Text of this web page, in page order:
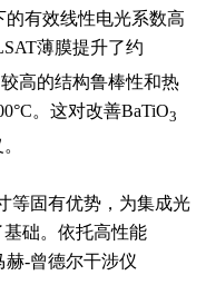
有效线性电光系数高
薄膜提升了约
高的结构鲁棒性和热
。这对改善BaTiO3
等固有优势，为集成光
础。依托高性能
-曾德尔干涉仪